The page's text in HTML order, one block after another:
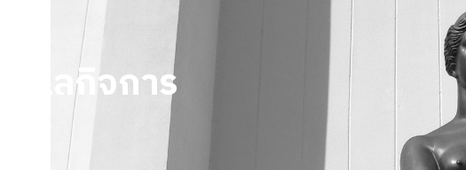
ดูแลกิจการ